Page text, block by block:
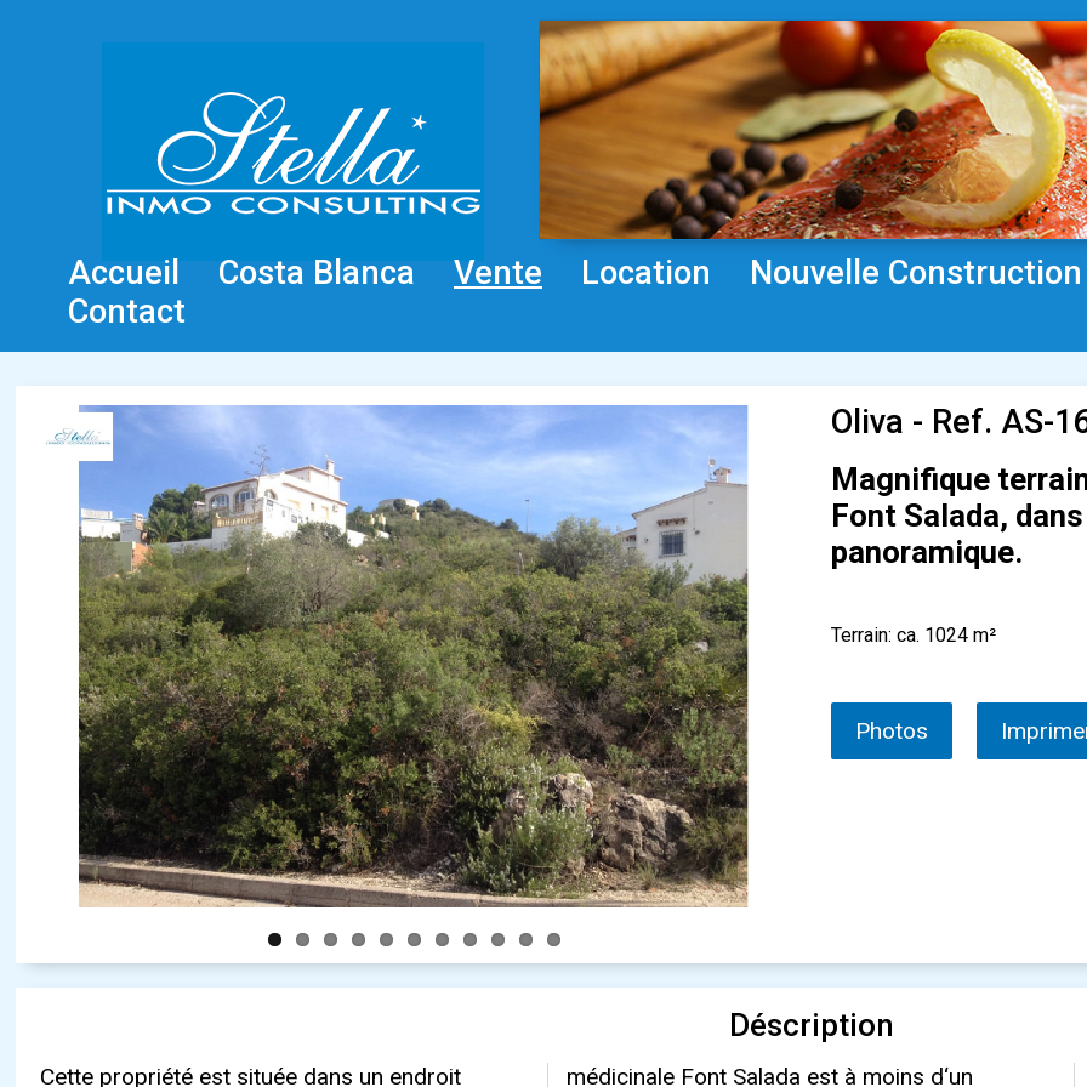
Accueil Costa Blanca Vente Location
Nouvelle Construction
Contact
Oliva - Ref. AS-
Magnifique
Font Salada,
panoramique.
Terrain: ca. 1024 m²
Photos
Déscription
Cette propriété est située dans un endroit
médicinale Font Salada est à moins d‘un
nature, idéal pour l‘observation des oiseaux et